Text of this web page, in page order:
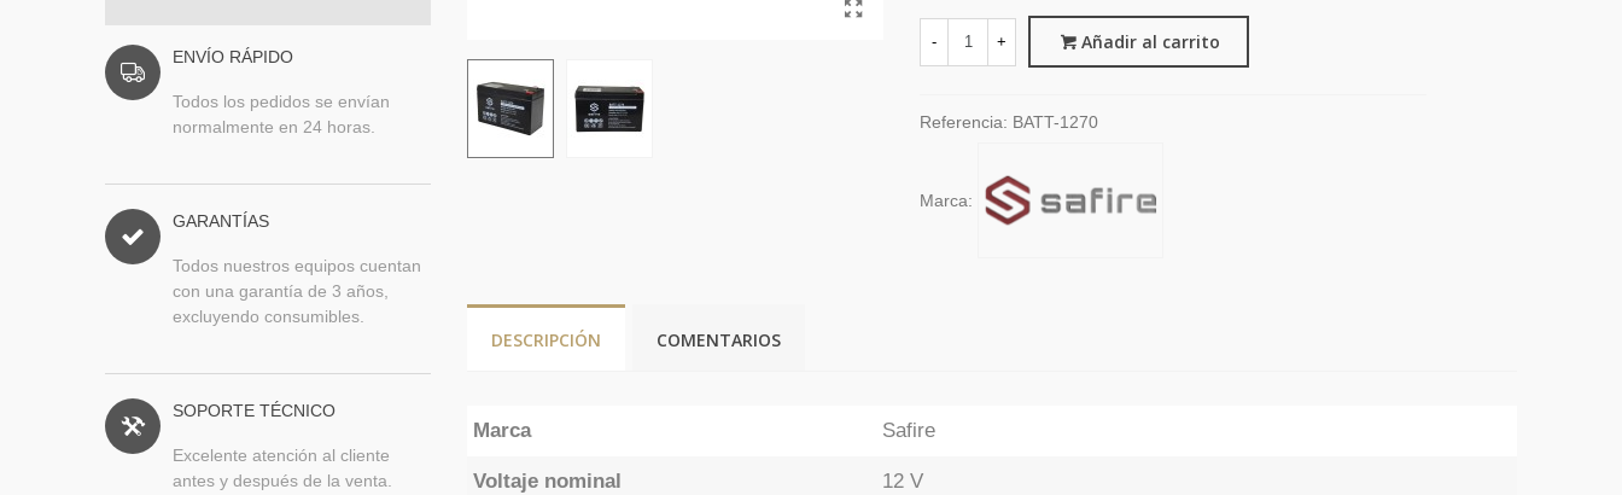
ENVÍO RÁPIDO
Todos los pedidos se envían
normalmente en 24 horas.
GARANTÍAS
Todos nuestros equipos cuentan
con una garantía de 3 años,
excluyendo consumibles.
SOPORTE TÉCNICO
Excelente atención al cliente
antes y después de la venta.
- + Añadir al carrito
Referencia: BATT-1270
Marca:
DESCRIPCIÓN COMENTARIOS
Marca Safire
Voltaje nominal 12 V